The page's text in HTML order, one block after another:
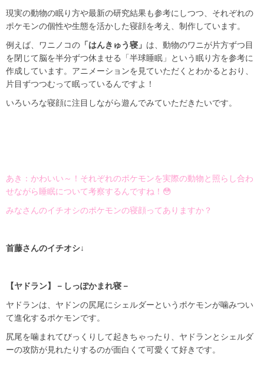
現実の動物の眠り方や最新の研究結果も参考にしつつ、それぞれの
ポケモンの個性や生態を活かした寝顔を考え、制作しています。
例えば、ワニノコの 「はんきゅう寝」 は、動物のワニが片方ずつ目
を閉じて脳を半分ずつ休ませる「半球睡眠」という眠り方を参考に
作成しています。アニメーションを見ていただくとわかるとおり、
片目ずつつむって眠っているんですよ！
いろいろな寝顔に注目しながら遊んでみていただきたいです。
あき：かわいい～！それぞれのポケモンを実際の動物と照らし合わ
せながら睡眠について考察するんですね！😳
みなさんのイチオシのポケモンの寝顔ってありますか？
首藤さんのイチオシ↓
【ヤドラン】－しっぽかまれ寝－
ヤドランは、ヤドンの尻尾にシェルダーというポケモンが噛みつい
て進化するポケモンです。
尻尾を噛まれてびっくりして起きちゃったり、ヤドランとシェルダ
ーの攻防が見れたりするのが面白くて可愛くて好きです。